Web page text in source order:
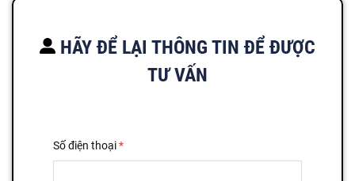
HÃY ĐỂ LẠI THÔNG TIN ĐỂ ĐƯỢC
TƯ VẤN